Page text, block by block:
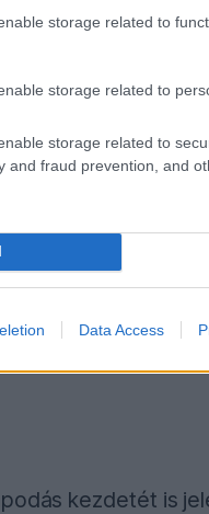
storage related to
storage related to
storage related to
and fraud prevention, and
Data Access
kezdetét is